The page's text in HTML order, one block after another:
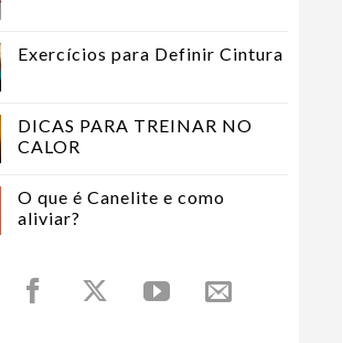
Exercícios para Definir Cintura
DICAS PARA TREINAR NO
CALOR
O que é Canelite e como
aliviar?